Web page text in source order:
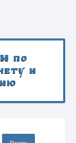
по
и